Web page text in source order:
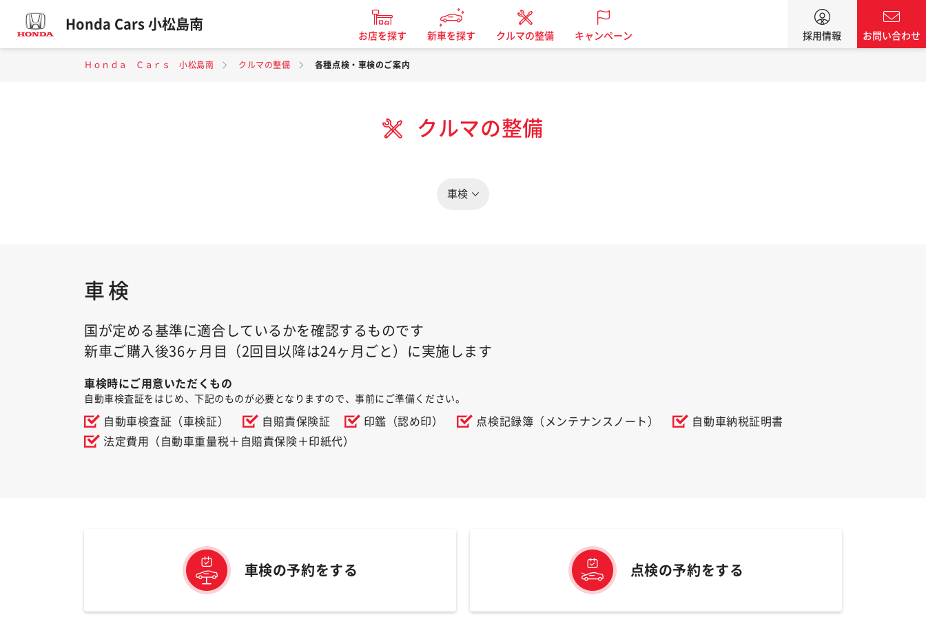
Honda Cars 小松島南
お店を探す 新車を探す クルマの整備 キャンペーン 採用情報 お問い合わせ
Ｈｏｎｄａ Ｃａｒｓ 小松島南 クルマの整備 各種点検・車検のご案内
クルマの整備
車検
車検
国が定める基準に適合しているかを確認するものです
新車ご購入後36ヶ月目（2回目以降は24ヶ月ごと）に実施します
車検時にご用意いただくもの
自動車検査証をはじめ、下記のものが必要となりますので、事前にご準備ください。
自動車検査証（車検証） 自賠責保険証 印鑑（認め印） 点検記録簿（メンテナンスノート）
自動車納税証明書
法定費用（自動車重量税＋自賠責保険＋印紙代）
車検の予約をする 点検の予約をする